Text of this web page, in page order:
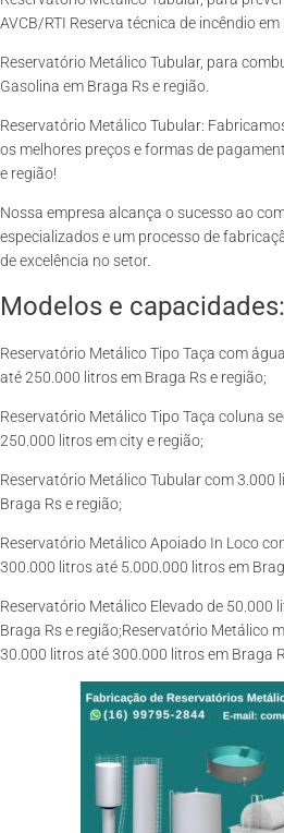
AVCB/RTI Reserva técnica de incêndio em
Reservatório Metálico Tubular, para
Gasolina em Braga Rs e região.
Reservatório Metálico Tubular:
os melhores preços e formas de
e região!
Nossa empresa alcança o sucesso ao
especializados e um processo de
de excelência no setor.
Modelos e capacidades:
Reservatório Metálico Tipo Taça com
até 250.000 litros em Braga Rs e região;
Reservatório Metálico Tipo Taça coluna
250.000 litros em city e região;
Reservatório Metálico Tubular com 3.000
Braga Rs e região;
Reservatório Metálico Apoiado In Loco
300.000 litros até 5.000.000 litros em
Reservatório Metálico Elevado de 50.000
Braga Rs e região;Reservatório Metálico
30.000 litros até 300.000 litros em Braga